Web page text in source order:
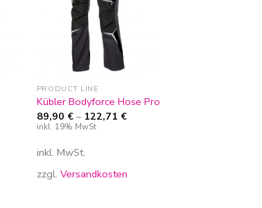
PRODUCT LINE
Kübler Bodyforce Hose Pro
89,90 €– 122,71 €
inkl. 19% MwSt
inkl. MwSt.
zzgl. Versandkosten